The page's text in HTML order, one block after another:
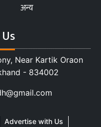
अन्य
Near Kartik Oraon
- 834002
Advertise with Us